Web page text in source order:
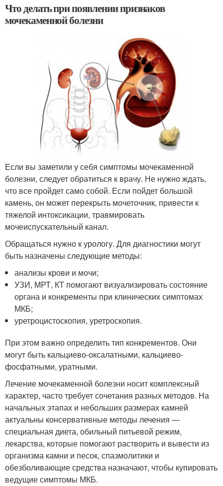
Что делать при появлении признаков
мочекаменной болезни
Если вы заметили у себя симптомы мочекаменной
болезни, следует обратиться к врачу. Не нужно ждать,
что все пройдет само собой. Если пойдет большой
камень, он может перекрыть мочеточник, привести к
тяжелой интоксикации, травмировать
мочеиспускательный канал.
Обращаться нужно к урологу. Для диагностики могут
быть назначены следующие методы:
анализы крови и мочи;
УЗИ, МРТ, КТ помогают визуализировать состояние
органа и конкременты при клинических симптомах
МКБ;
уретроцистоскопия, уретроскопия.
При этом важно определить тип конкрементов. Они
могут быть кальциево-оксалатными, кальциево-
фосфатными, уратными.
Лечение мочекаменной болезни носит комплексный
характер, часто требует сочетания разных методов. На
начальных этапах и небольших размерах камней
актуальны консервативные методы лечения —
специальная диета, обильный питьевой режим,
лекарства, которые помогают растворить и вывести из
организма камни и песок, спазмолитики и
обезболивающие средства назначают, чтобы купировать
ведущие симптомы МКБ.